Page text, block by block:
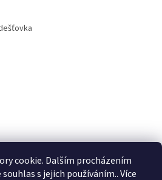
cookie. Dalším procházením
s jejich používáním.. Více
dešťové vody